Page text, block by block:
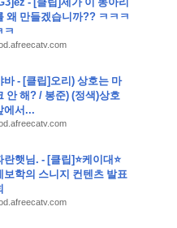
산경매 매물건
스토리아파트 부동산경매 매매
동산경매 매매
왜 만들겠습니까?? ㅋㅋㅋ
ㅋ
바 - [클립]오리) 상호는 마
안 해? / 봉준) (정색)상호
에서...
란햇님. - [클립]⭐케이대⭐
보학의 스니지 컨텐츠 발표